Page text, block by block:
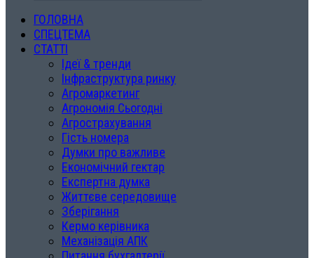
ГОЛОВНА
СПЕЦТЕМА
СТАТТІ
Ідеї & тренди
Інфраструктура ринку
Агромаркетинг
Агрономія Сьогодні
Агрострахування
Гість номера
Думки про важливе
Економічний гектар
Експертна думка
Життєве середовище
Зберігання
Кермо керівника
Механізація АПК